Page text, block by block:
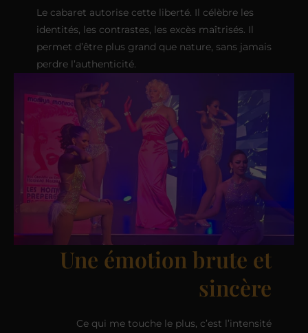
Le cabaret autorise cette liberté. Il célèbre les
identités, les contrastes, les excès maîtrisés. Il
permet d’être plus grand que nature, sans jamais
perdre l’authenticité.
Une émotion brute et
sincère
Ce qui me touche le plus, c’est l’intensité